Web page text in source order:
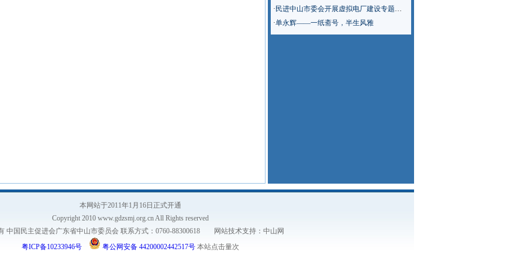
· 民进中山市委会开展虚拟电厂建设专题调研
·单永辉——一纸斋号，半生风雅
本网站于2011年1月16日正式开通
Copyright 2010 www.gdzsmj.org.cn All Rights reserved
中国民主促进会广东省中山市委员会 联系方式：0760-88300618 网站技术支持：中山网
粤ICP备10233946号
粤公网安备 44200002442517号 本站点击量次